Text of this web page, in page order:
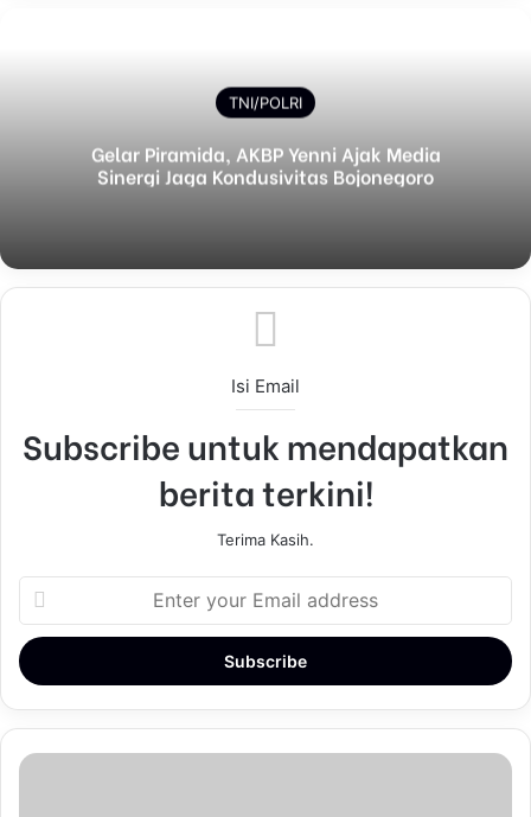
TNI/POLRI
Gelar Piramida, AKBP Yenni Ajak Media
Sinergi Jaga Kondusivitas Bojonegoro
Isi Email
Subscribe untuk mendapatkan
berita terkini!
Terima Kasih.
e
y
u